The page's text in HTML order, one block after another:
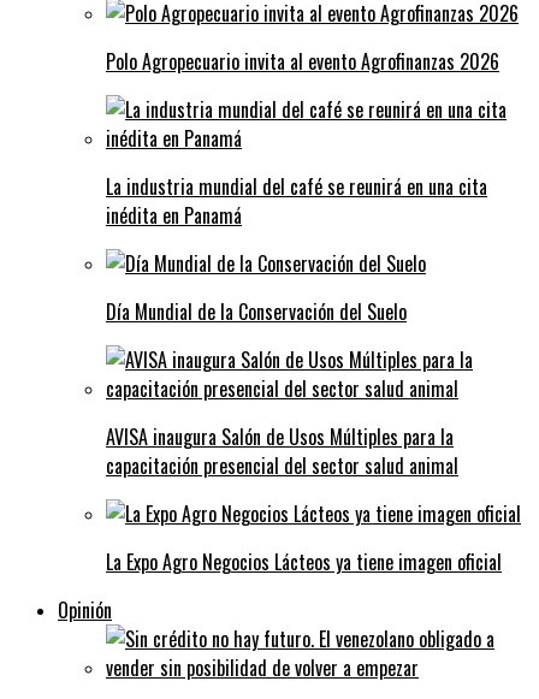
Polo Agropecuario invita al evento Agrofinanzas 2026
La industria mundial del café se reunirá en una cita
inédita en Panamá
Día Mundial de la Conservación del Suelo
AVISA inaugura Salón de Usos Múltiples para la
capacitación presencial del sector salud animal
La Expo Agro Negocios Lácteos ya tiene imagen oficial
Opinión